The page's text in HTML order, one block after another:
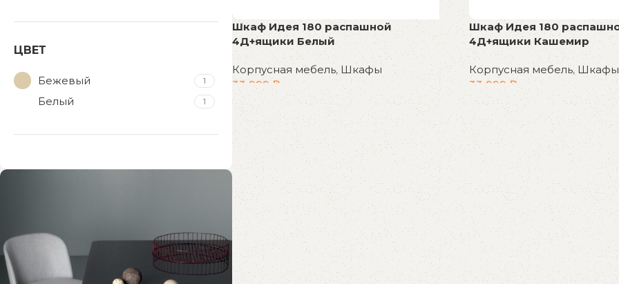
ЦВЕТ
Бежевый 1
Белый 1
Шкаф Идея 180 распашной
4Д+ящики Белый
Корпусная мебель, Шкафы
33 999 ₽
В корзину
Шкаф Идея 180
4Д+ящики Кашемир
Корпусная мебель, Шкафы
33 999 ₽
В корзину